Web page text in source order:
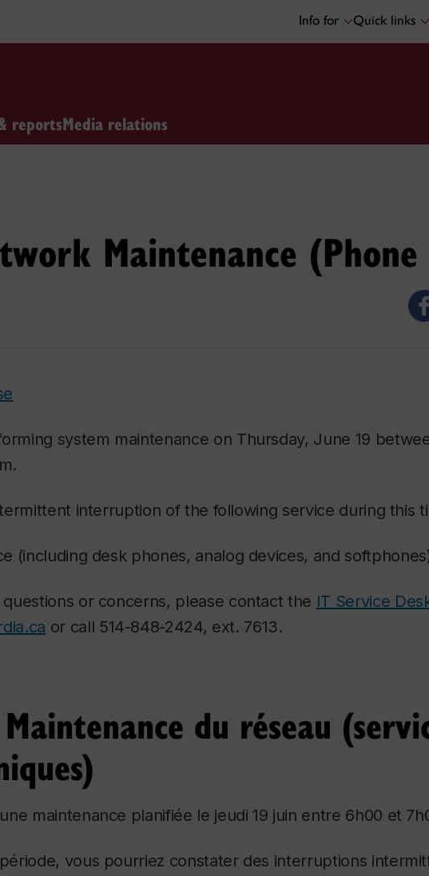
Info for Quick links
reportsMedia relations
Maintenance
system maintenance on Thursday, June 19
interruption of the following service during this
(including desk phones, analog devices, and
or concerns, please contact the IT Service
or call 514-848-2424, ext. 7613.
du réseau
maintenance planifiée le jeudi 19 juin entre 6h00 et
vous pourriez constater des interruptions